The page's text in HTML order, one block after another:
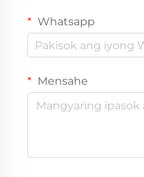
Whatsapp
Mensahe